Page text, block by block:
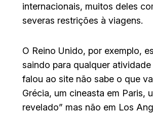
internacionais, muitos deles
severas restrições à viagens.
O Reino Unido, por exemplo,
saindo para qualquer
falou ao site não sabe o que
Grécia, um cineasta em Paris,
revelado” mas não em Los